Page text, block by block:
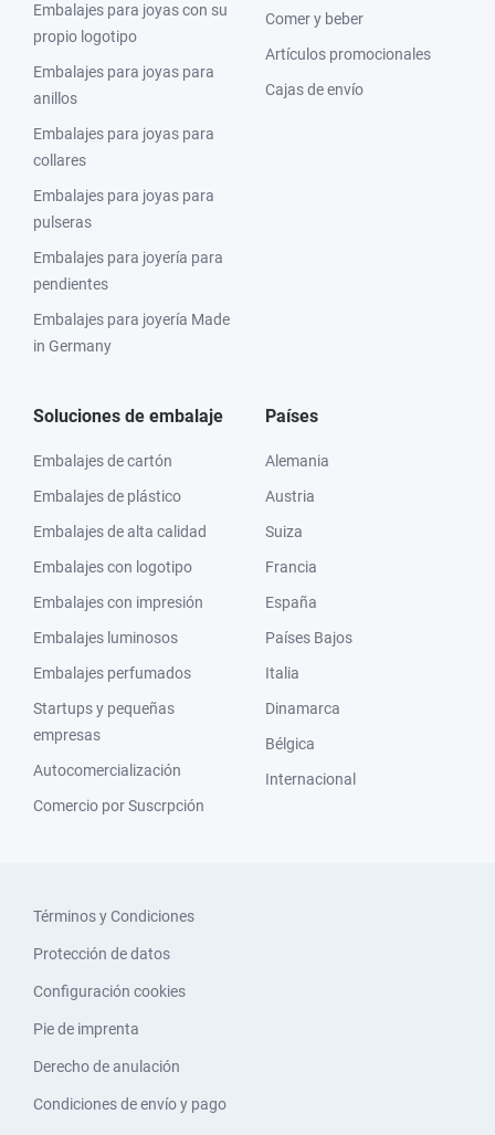
Embalajes para joyas con su
propio logotipo
Embalajes para joyas para
anillos
Embalajes para joyas para
collares
Embalajes para joyas para
pulseras
Embalajes para joyería para
pendientes
Embalajes para joyería Made
in Germany
Comer y beber
Artículos promocionales
Cajas de envío
Soluciones de embalaje
Embalajes de cartón
Embalajes de plástico
Embalajes de alta calidad
Embalajes con logotipo
Embalajes con impresión
Embalajes luminosos
Embalajes perfumados
Startups y pequeñas
empresas
Autocomercialización
Comercio por Suscrpción
Países
Alemania
Austria
Suiza
Francia
España
Países Bajos
Italia
Dinamarca
Bélgica
Internacional
Términos y Condiciones
Protección de datos
Configuración cookies
Pie de imprenta
Derecho de anulación
Condiciones de envío y pago